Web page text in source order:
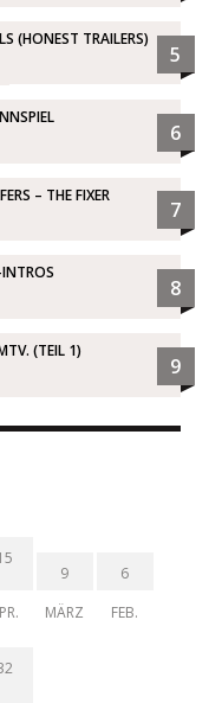
(HONEST TRAILERS)
5
6
– THE FIXER
7
8
(TEIL 1)
9
9
MÄRZ
6
FEB.